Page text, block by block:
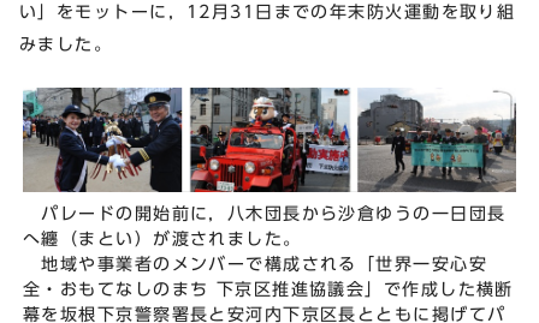
い」をモットーに，12月31日までの年末防火運動を取り組
みました。
パレードの開始前に，八木団長から沙倉ゆうの一日団長
へ纏（まとい）が渡されました。
地域や事業者のメンバーで構成される「世界一安心安
全・おもてなしのまち 下京区推進協議会」で作成した横断
幕を坂根下京警察署長と安河内下京区長とともに掲げてパ